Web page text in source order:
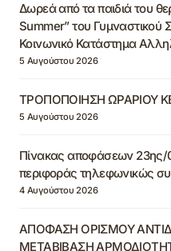
Δωρεά από τα παιδιά του
Summer” του
Κοινωνικό Κατάστημα
5 Αυγούστου 2026
ΤΡΟΠΟΠΟΙΗΣΗ ΩΡΑΡΙΟΥ
5 Αυγούστου 2026
Πίνακας αποφάσεων 23ης/
περιφοράς τηλεφωνικώς
4 Αυγούστου 2026
ΑΠΟΦΑΣΗ ΟΡΙΣΜΟΥ
ΜΕΤΑΒΙΒΑΣΗ